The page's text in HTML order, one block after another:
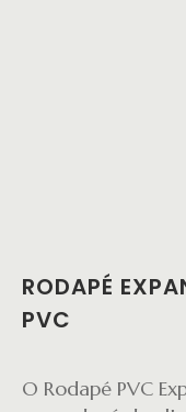
RODAPÉ
PVC
O Rodapé PVC